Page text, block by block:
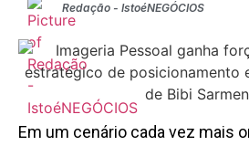
Redação - IstoéNEGÓCIOS
Em um cenário cada vez mais